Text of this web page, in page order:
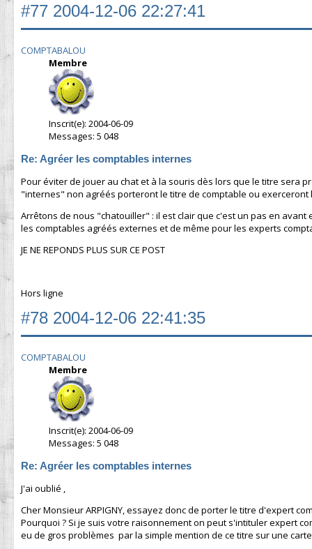
#77 2004-12-06 22:27:41
COMPTABALOU
Membre
Inscrit(e): 2004-06-09
Messages: 5 048
Re: Agréer les comptables internes
Pour éviter de jouer au chat et à la souris dès lors que le titre sera
"internes" non agréés porteront le titre de comptable ou
Arrêtons de nous "chatouiller" : il est clair que c'est un pas en
les comptables agréés externes et de même pour les experts
JE NE REPONDS PLUS SUR CE POST
Hors ligne
#78 2004-12-06 22:41:35
COMPTABALOU
Membre
Inscrit(e): 2004-06-09
Messages: 5 048
Re: Agréer les comptables internes
J'ai oublié ,
Cher Monsieur ARPIGNY, essayez donc de porter le titre d'expert
Pourquoi ? Si je suis votre raisonnement on peut s'intituler expert
eu de gros problèmes par la simple mention de ce titre sur une